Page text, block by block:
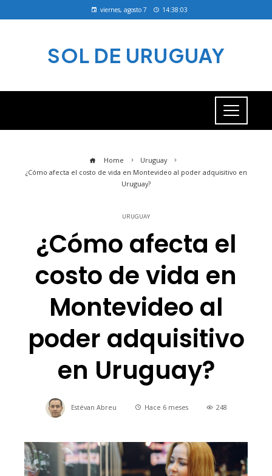
viernes, agosto 7 14:38:04
SOL DE URUGUAY
Home
Uruguay
¿Cómo afecta el costo de vida en Montevideo al poder adquisitivo en
Uruguay?
URUGUAY
¿Cómo afecta el
costo de vida en
Montevideo al
poder adquisitivo
en Uruguay?
Estévan Abreu Hace 6 meses 248